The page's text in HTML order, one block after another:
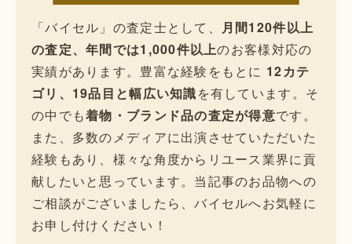
「バイセル」の査定士として、 月間120件以上
の査定、年間では1,000件以上のお客様対応の
実績があります。豊富な経験をもとに 12カテ
ゴリ、19品目と幅広い知識を有しています。そ
の中でも着物・ブランド品の査定が得意です。
また、多数のメディアに出演させていただいた
経験もあり、様々な角度からリユース業界に貢
献したいと思っています。当記事のお品物への
ご相談がございましたら、バイセルへお気軽に
お申し付けください！